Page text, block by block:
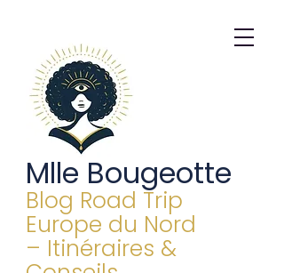
Mlle Bougeotte
Blog Road Trip
Europe du Nord
– Itinéraires &